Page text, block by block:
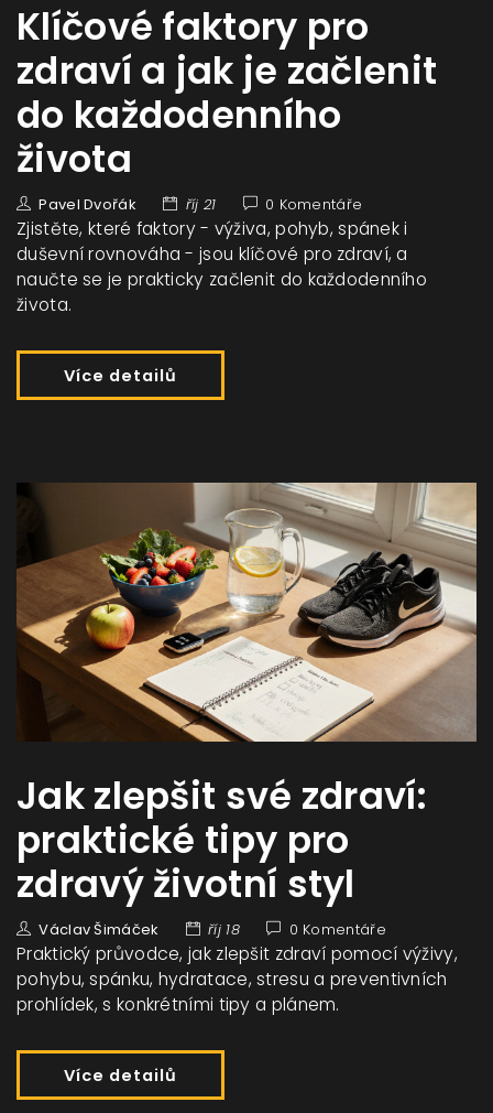
Klíčové faktory pro
zdraví a jak je začlenit
do každodenního
života
Pavel Dvořák říj 21 0 Komentáře
Zjistěte, které faktory - výživa, pohyb, spánek i
duševní rovnováha - jsou klíčové pro zdraví, a
naučte se je prakticky začlenit do každodenního
života.
Více detailů
Jak zlepšit své zdraví:
praktické tipy pro
zdravý životní styl
Václav Šimáček říj 18 0 Komentáře
Praktický průvodce, jak zlepšit zdraví pomocí výživy,
pohybu, spánku, hydratace, stresu a preventivních
prohlídek, s konkrétními tipy a plánem.
Více detailů